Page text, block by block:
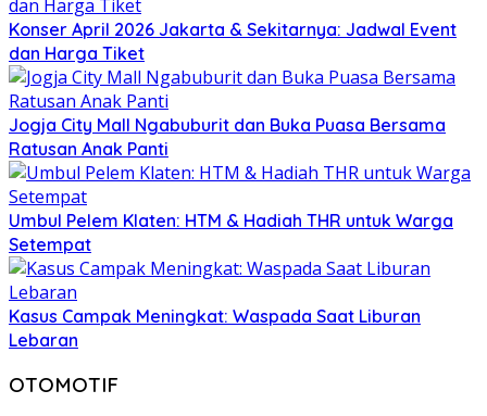
Konser April 2026 Jakarta & Sekitarnya: Jadwal Event
dan Harga Tiket
Jogja City Mall Ngabuburit dan Buka Puasa Bersama
Ratusan Anak Panti
Umbul Pelem Klaten: HTM & Hadiah THR untuk Warga
Setempat
Kasus Campak Meningkat: Waspada Saat Liburan
Lebaran
OTOMOTIF